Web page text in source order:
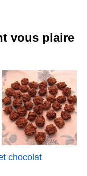
vous plaire
chocolat